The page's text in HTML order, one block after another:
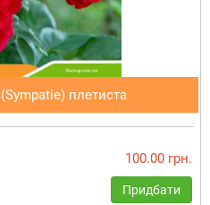
плетиста
100.00 грн.
Придбати